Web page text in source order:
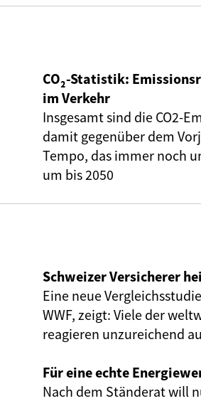
CO₂-Statistik:
im Verkehr
Insgesamt sind die CO2-
damit gegenüber dem
Tempo, das immer noch
um bis 2050
Schweizer Versicherer
Eine neue
WWF, zeigt: Viele der
reagieren unzureichend
Für eine echte
Nach dem Ständerat will